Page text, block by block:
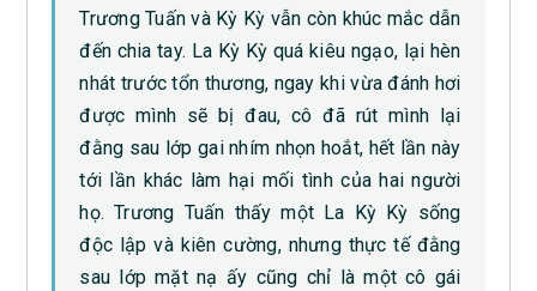
Trương Tuấn và Kỳ Kỳ vẫn còn khúc mắc dẫn
đến chia tay. La Kỳ Kỳ quá kiêu ngạo, lại hèn
nhát trước tổn thương, ngay khi vừa đánh hơi
được mình sẽ bị đau, cô đã rút mình lại
đằng sau lớp gai nhím nhọn hoắt, hết lần này
tới lần khác làm hại mối tình của hai người
họ. Trương Tuấn thấy một La Kỳ Kỳ sống
độc lập và kiên cường, nhưng thực tế đằng
sau lớp mặt nạ ấy cũng chỉ là một cô gái